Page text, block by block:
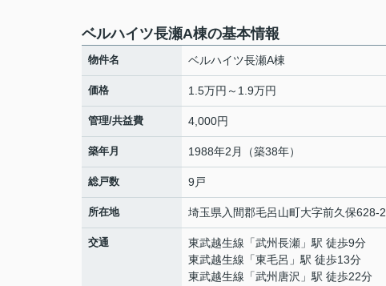
ベルハイツ長瀬A棟の基本情報
物件名 ベルハイツ長瀬A棟
価格 1.5万円～1.9万円
管理/共益費 4,000円
築年月 1988年2月（築38年）
総戸数 9戸
所在地 埼玉県 入間郡毛呂山町大字前久保628-2
交通 東武越生線 「武州長瀬 」駅 徒歩9分
東武越生線 「東毛呂 」駅 徒歩13分
東武越生線 「武州唐沢 」駅 徒歩22分